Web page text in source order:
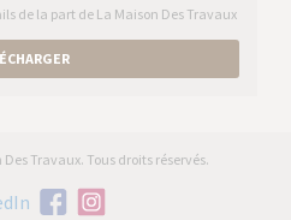
de la part de La Maison Des Travaux
Travaux. Tous droits réservés.